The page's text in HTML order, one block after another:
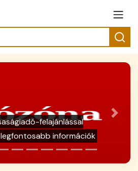
kutyameleg - házi
cédelme
Next